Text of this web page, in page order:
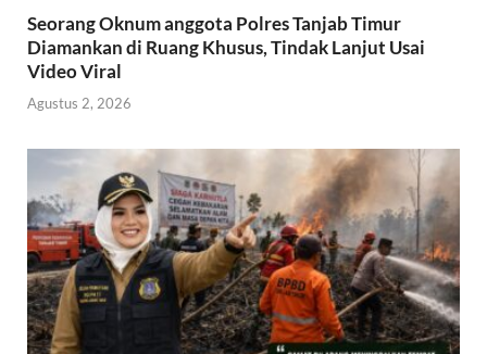
Seorang Oknum anggota Polres Tanjab Timur
Diamankan di Ruang Khusus, Tindak Lanjut Usai
Video Viral
Agustus 2, 2026